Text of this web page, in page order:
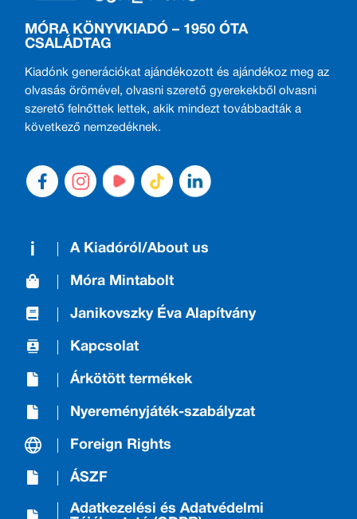
MÓRA KÖNYVKIADÓ – 1950 ÓTA
CSALÁDTAG
Kiadónk generációkat ajándékozott és ajándékoz meg az
olvasás örömével, olvasni szerető gyerekekből olvasni
szerető felnőttek lettek, akik mindezt továbbadták a
következő nemzedéknek.
A Kiadóról/About us
Móra Mintabolt
Janikovszky Éva Alapítvány
Kapcsolat
Árkötött termékek
Nyereményjáték-szabályzat
Foreign Rights
ÁSZF
Adatkezelési és Adatvédelmi